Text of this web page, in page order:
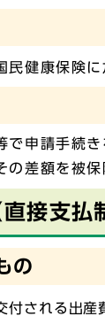
民健康保険
で申請手続
の差額を被
接支払
の
付される出産